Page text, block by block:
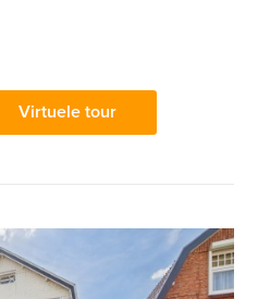
Virtuele tour